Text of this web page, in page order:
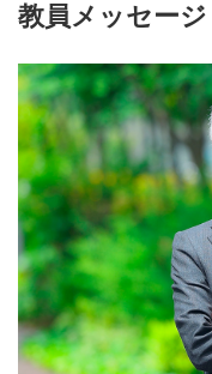
教員メッセージ